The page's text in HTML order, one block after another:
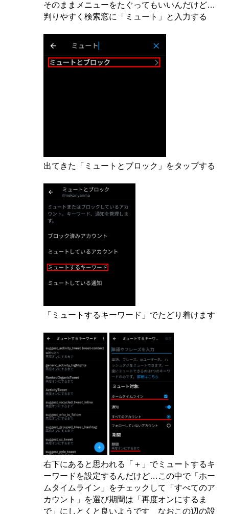
そのままメニューをたぐってもいいんだけど…
判りやすく検索窓に「ミュート」と入力する
出てきた「ミュートとブロック」をタップする
「ミュートするキーワード」でたどり着けます
右下にあると思われる「＋」でミュートするキ
ーワードを設定するんだけど…この中で「ホー
ムタイムライン」をチェックして「すべてのア
カウント」を選び期間は「再度オンにするま
で」にしとくと良いようです なおこの辺の設